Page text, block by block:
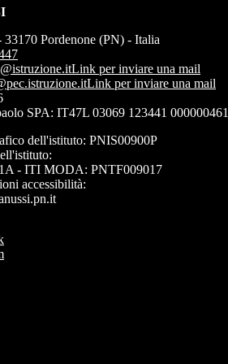
Pordenone (PN) - Italia
Link per inviare una mail
Link per inviare una mail
SPA: IT47L 03069 123441
dell'istituto: PNIS00900P
- ITI MODA: PNTF009017
accessibilità: